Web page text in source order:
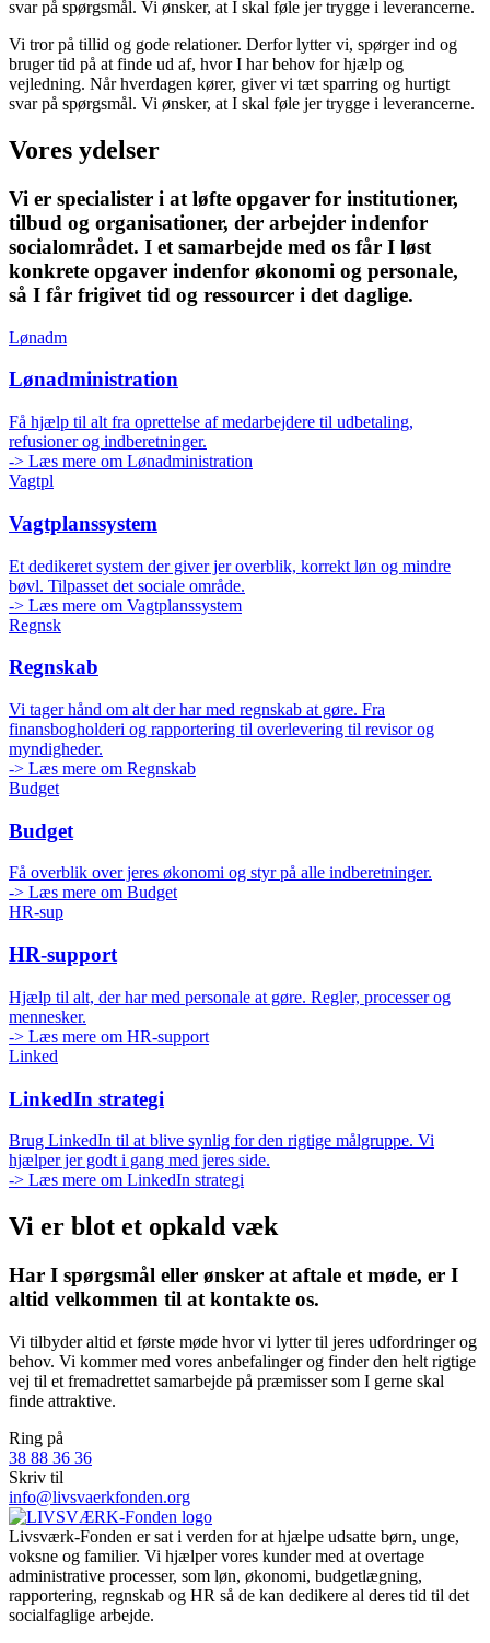
svar på spørgsmål. Vi ønsker, at I skal føle jer trygge i leverancerne.
Vi tror på tillid og gode relationer. Derfor lytter vi, spørger ind og
bruger tid på at finde ud af, hvor I har behov for hjælp og
vejledning. Når hverdagen kører, giver vi tæt sparring og hurtigt
svar på spørgsmål. Vi ønsker, at I skal føle jer trygge i leverancerne.
Vores ydelser
Vi er specialister i at løfte opgaver for institutioner,
tilbud og organisationer, der arbejder indenfor
socialområdet. I et samarbejde med os får I løst
konkrete opgaver indenfor økonomi og personale,
så I får frigivet tid og ressourcer i det daglige.
Lønadm
Lønadministration
Få hjælp til alt fra oprettelse af medarbejdere til udbetaling,
refusioner og indberetninger.
-> Læs mere om Lønadministration
Vagtpl
Vagtplanssystem
Et dedikeret system der giver jer overblik, korrekt løn og mindre
bøvl. Tilpasset det sociale område.
-> Læs mere om Vagtplanssystem
Regnsk
Regnskab
Vi tager hånd om alt der har med regnskab at gøre. Fra
finansbogholderi og rapportering til overlevering til revisor og
myndigheder.
-> Læs mere om Regnskab
Budget
Budget
Få overblik over jeres økonomi og styr på alle indberetninger.
-> Læs mere om Budget
HR-sup
HR-support
Hjælp til alt, der har med personale at gøre. Regler, processer og
mennesker.
-> Læs mere om HR-support
Linked
LinkedIn strategi
Brug LinkedIn til at blive synlig for den rigtige målgruppe. Vi
hjælper jer godt i gang med jeres side.
-> Læs mere om LinkedIn strategi
Vi er blot et opkald væk
Har I spørgsmål eller ønsker at aftale et møde, er I
altid velkommen til at kontakte os.
Vi tilbyder altid et første møde hvor vi lytter til jeres udfordringer og
behov. Vi kommer med vores anbefalinger og finder den helt rigtige
vej til et fremadrettet samarbejde på præmisser som I gerne skal
finde attraktive.
Ring på
38 88 36 36
Skriv til
info@livsvaerkfonden.org
Livsværk-Fonden er sat i verden for at hjælpe udsatte børn, unge,
voksne og familier. Vi hjælper vores kunder med at overtage
administrative processer, som løn, økonomi, budgetlægning,
rapportering, regnskab og HR så de kan dedikere al deres tid til det
socialfaglige arbejde.